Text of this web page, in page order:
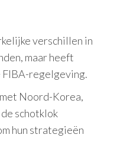
verschillen in
maar heeft
regelgeving.
Noord-Korea,
schotklok
hun strategieën